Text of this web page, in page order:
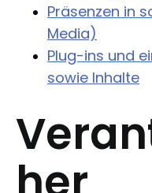
Präsenzen in
Media)
Plug-ins und
sowie Inhalte